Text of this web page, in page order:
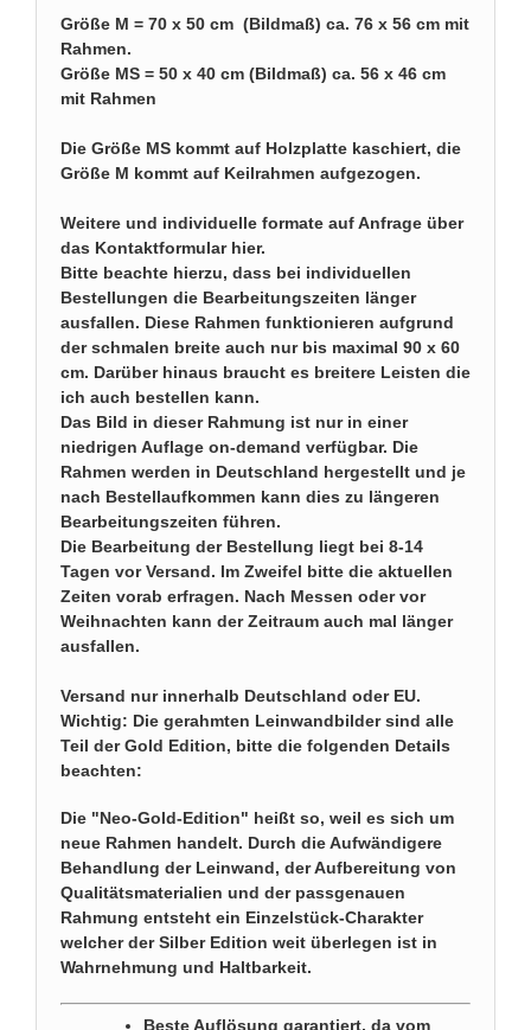
Größe M = 70 x 50 cm (Bildmaß) ca. 76 x 56 cm mit
Rahmen.
Größe MS = 50 x 40 cm (Bildmaß) ca. 56 x 46 cm
mit Rahmen
Die Größe MS kommt auf Holzplatte kaschiert, die
Größe M kommt auf Keilrahmen aufgezogen.
Weitere und individuelle formate aufAnfrage über
das Kontaktformular hier.
Bitte beachte hierzu, dass bei individuellen
Bestellungen die Bearbeitungszeiten länger
ausfallen. Diese Rahmen funktionieren aufgrund
der schmalen breite auch nur bis maximal 90 x 60
cm. Darüber hinaus braucht es breitere Leisten die
ich auch bestellen kann.
Das Bild in dieser Rahmung ist nur in einer
niedrigen Auflage on-demand verfügbar. Die
Rahmen werden in Deutschland hergestellt und je
nach Bestellaufkommen kann dies zu längeren
Bearbeitungszeiten führen.
Die Bearbeitung der Bestellung liegt bei 8-14
Tagen vor Versand. Im Zweifel bitte die aktuellen
Zeiten vorab erfragen. Nach Messen oder vor
Weihnachten kann der Zeitraum auch mal länger
ausfallen.
Versand nur innerhalb Deutschland oder EU.
Wichtig: Die gerahmten Leinwandbilder sind alle
Teil der Gold Edition, bitte die folgenden Details
beachten:
Die "Neo-Gold-Edition" heißt so, weil es sich um
neue Rahmen handelt. Durch die Aufwändigere
Behandlung der Leinwand, der Aufbereitung von
Qualitätsmaterialien und der passgenauen
Rahmung entsteht ein Einzelstück-Charakter
welcher der Silber Edition weit überlegen ist in
Wahrnehmung und Haltbarkeit.
Beste Auflösung garantiert, da vom